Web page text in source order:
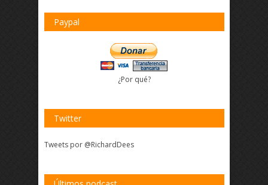
Paypal
¿Por qué?
Twitter
Tweets por @RichardDees